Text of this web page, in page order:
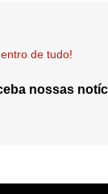
de tudo!
nossas